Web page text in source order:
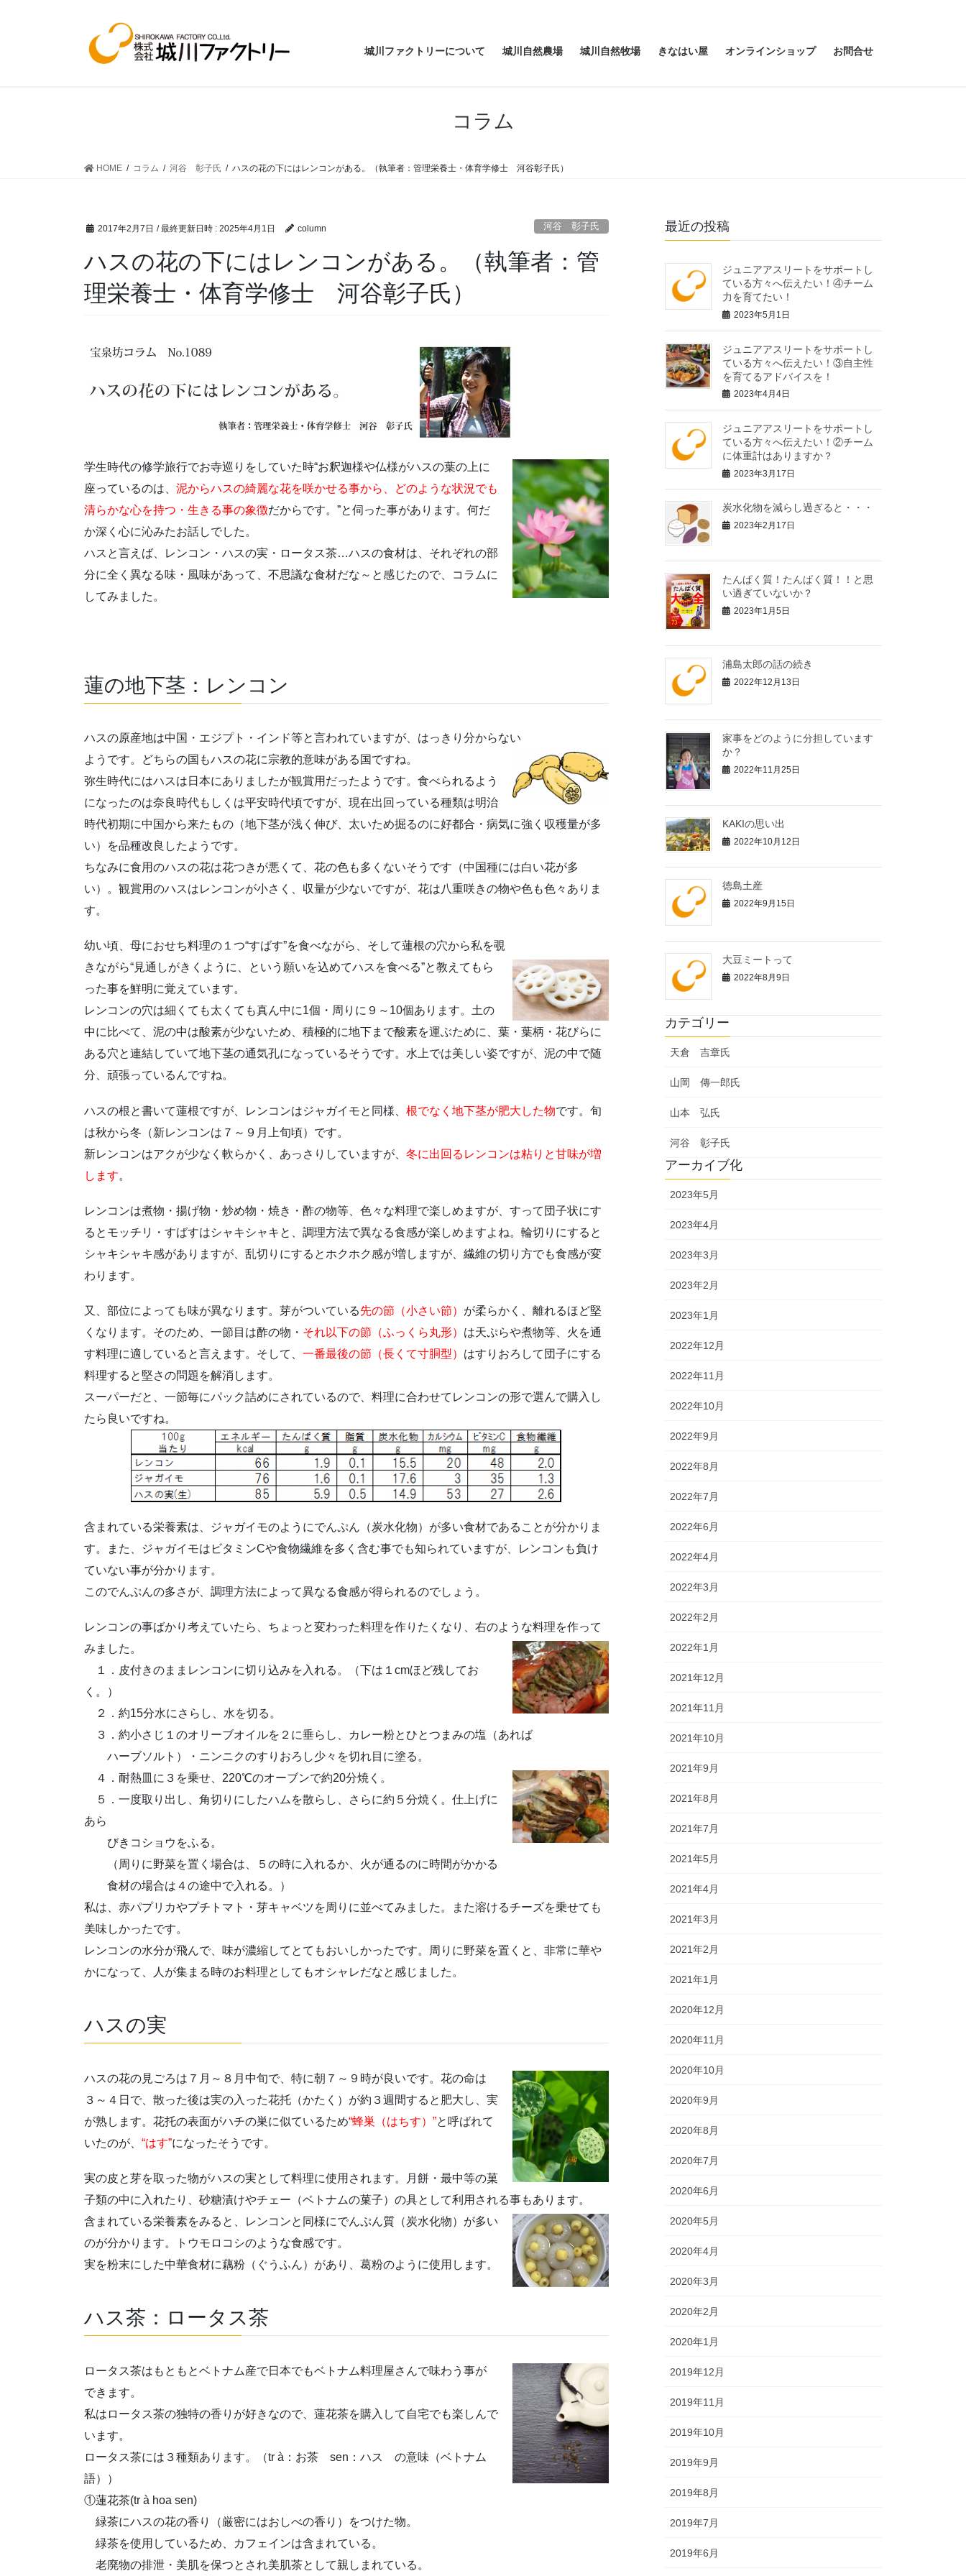
城川ファクトリーについて 城川自然農場 城川自然牧場 きなはい屋 オンラインショップ お問合せ
コラム
HOME コラム 河谷 彰子氏 ハスの花の下にはレンコンがある。（執筆者：管理栄養士・体育学修士 河谷彰子氏）
2017年2月7日 / 最終更新日時 : 2025年4月1日 column 河谷 彰子氏
ハスの花の下にはレンコンがある。（執筆者：管
理栄養士・体育学修士 河谷彰子氏）
学生時代の修学旅行でお寺巡りをしていた時“お釈迦様や仏様がハスの葉の上に
座っているのは、 泥からハスの綺麗な花を咲かせる事から、どのような状況でも
清らかな心を持つ・生きる事の象徴だからです。”と伺った事があります。何だ
か深く心に沁みたお話しでした。
ハスと言えば、レンコン・ハスの実・ロータス茶…ハスの食材は、それぞれの部
分に全く異なる味・風味があって、不思議な食材だな～と感じたので、コラムに
してみました。
蓮の地下茎：レンコン
ハスの原産地は中国・エジプト・インド等と言われていますが、はっきり分からない
ようです。どちらの国もハスの花に宗教的意味がある国ですね。
弥生時代にはハスは日本にありましたが観賞用だったようです。食べられるよう
になったのは奈良時代もしくは平安時代頃ですが、現在出回っている種類は明治
時代初期に中国から来たもの（地下茎が浅く伸び、太いため掘るのに好都合・病気に強く収穫量が多
い）を品種改良したようです。
ちなみに食用のハスの花は花つきが悪くて、花の色も多くないそうです（中国種には白い花が多
い）。観賞用のハスはレンコンが小さく、収量が少ないですが、花は八重咲きの物や色も色々ありま
す。
幼い頃、母におせち料理の１つ“すばす”を食べながら、そして蓮根の穴から私を覗
きながら“見通しがきくように、という願いを込めてハスを食べる”と教えてもら
った事を鮮明に覚えています。
レンコンの穴は細くても太くても真ん中に1個・周りに９～10個あります。土の
中に比べて、泥の中は酸素が少ないため、積極的に地下まで酸素を運ぶために、葉・葉柄・花びらに
ある穴と連結していて地下茎の通気孔になっているそうです。水上では美しい姿ですが、泥の中で随
分、頑張っているんですね。
ハスの根と書いて蓮根ですが、レンコンはジャガイモと同様、 根でなく地下茎が肥大した物です。旬
は秋から冬（新レンコンは７～９月上旬頃）です。
新レンコンはアクが少なく軟らかく、あっさりしていますが、 冬に出回るレンコンは粘りと甘味が増
します。
レンコンは煮物・揚げ物・炒め物・焼き・酢の物等、色々な料理で楽しめますが、すって団子状にす
るとモッチリ・すばすはシャキシャキと、調理方法で異なる食感が楽しめますよね。輪切りにすると
シャキシャキ感がありますが、乱切りにするとホクホク感が増しますが、繊維の切り方でも食感が変
わります。
又、部位によっても味が異なります。芽がついている先の節（小さい節） が柔らかく、離れるほど堅
くなります。そのため、一節目は酢の物・ それ以下の節（ふっくら丸形） は天ぷらや煮物等、火を通
す料理に適していると言えます。そして、 一番最後の節（長くて寸胴型） はすりおろして団子にする
料理すると堅さの問題を解消します。
スーパーだと、一節毎にパック詰めにされているので、料理に合わせてレンコンの形で選んで購入し
たら良いですね。
含まれている栄養素は、ジャガイモのようにでんぷん（炭水化物）が多い食材であることが分かりま
す。また、ジャガイモはビタミンCや食物繊維を多く含む事でも知られていますが、レンコンも負け
ていない事が分かります。
このでんぷんの多さが、調理方法によって異なる食感が得られるのでしょう。
レンコンの事ばかり考えていたら、ちょっと変わった料理を作りたくなり、右のような料理を作って
みました。
１．皮付きのままレンコンに切り込みを入れる。（下は１cmほど残してお
く。）
２．約15分水にさらし、水を切る。
３．約小さじ１のオリーブオイルを２に垂らし、カレー粉とひとつまみの塩（あれば
ハーブソルト）・ニンニクのすりおろし少々を切れ目に塗る。
４．耐熱皿に３を乗せ、220℃のオーブンで約20分焼く。
５．一度取り出し、角切りにしたハムを散らし、さらに約５分焼く。仕上げに
あら
びきコショウをふる。
（周りに野菜を置く場合は、５の時に入れるか、火が通るのに時間がかかる
食材の場合は４の途中で入れる。）
私は、赤パプリカやプチトマト・芽キャベツを周りに並べてみました。また溶けるチーズを乗せても
美味しかったです。
レンコンの水分が飛んで、味が濃縮してとてもおいしかったです。周りに野菜を置くと、非常に華や
かになって、人が集まる時のお料理としてもオシャレだなと感じました。
ハスの実
ハスの花の見ごろは７月～８月中旬で、特に朝７～９時が良いです。花の命は
３～４日で、散った後は実の入った花托（かたく）が約３週間すると肥大し、実
が熟します。花托の表面がハチの巣に似ているため“蜂巣（はちす）”と呼ばれて
いたのが、 “はす”になったそうです。
実の皮と芽を取った物がハスの実として料理に使用されます。月餅・最中等の菓
子類の中に入れたり、砂糖漬けやチェー（ベトナムの菓子）の具として利用される事もあります。
含まれている栄養素をみると、レンコンと同様にでんぷん質（炭水化物）が多い
のが分かります。トウモロコシのような食感です。
実を粉末にした中華食材に藕粉（ぐうふん）があり、葛粉のように使用します。
ハス茶：ロータス茶
ロータス茶はもともとベトナム産で日本でもベトナム料理屋さんで味わう事が
できます。
私はロータス茶の独特の香りが好きなので、蓮花茶を購入して自宅でも楽しんで
います。
ロータス茶には３種類あります。（tr à：お茶 sen：ハス の意味（ベトナム
語））
①蓮花茶(tr à hoa sen)
緑茶にハスの花の香り（厳密にはおしべの香り）をつけた物。
緑茶を使用しているため、カフェインは含まれている。
老廃物の排泄・美肌を保つとされ美肌茶として親しまれている。
最近の投稿
ジュニアアスリートをサポートし
ている方々へ伝えたい！④チーム
力を育てたい！
2023年5月1日
ジュニアアスリートをサポートし
ている方々へ伝えたい！③自主性
を育てるアドバイスを！
2023年4月4日
ジュニアアスリートをサポートし
ている方々へ伝えたい！②チーム
に体重計はありますか？
2023年3月17日
炭水化物を減らし過ぎると・・・
2023年2月17日
たんぱく質！たんぱく質！！と思
い過ぎていないか？
2023年1月5日
浦島太郎の話の続き
2022年12月13日
家事をどのように分担しています
か？
2022年11月25日
KAKIの思い出
2022年10月12日
徳島土産
2022年9月15日
大豆ミートって
2022年8月9日
カテゴリー
天倉 吉章氏
山岡 傳一郎氏
山本 弘氏
河谷 彰子氏
アーカイブ化
2023年5月
2023年4月
2023年3月
2023年2月
2023年1月
2022年12月
2022年11月
2022年10月
2022年9月
2022年8月
2022年7月
2022年6月
2022年4月
2022年3月
2022年2月
2022年1月
2021年12月
2021年11月
2021年10月
2021年9月
2021年8月
2021年7月
2021年5月
2021年4月
2021年3月
2021年2月
2021年1月
2020年12月
2020年11月
2020年10月
2020年9月
2020年8月
2020年7月
2020年6月
2020年5月
2020年4月
2020年3月
2020年2月
2020年1月
2019年12月
2019年11月
2019年10月
2019年9月
2019年8月
2019年7月
2019年6月